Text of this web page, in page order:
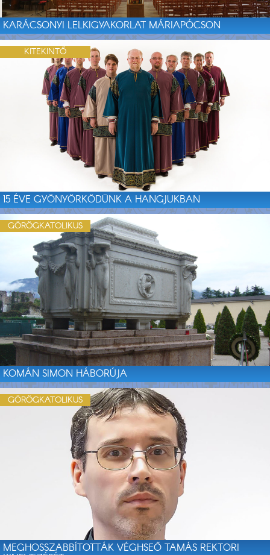
KARÁCSONYI LELKIGYAKORLAT MÁRIAPÓCSON
15 ÉVE GYÖNYÖRKÖDÜNK A HANGJUKBAN
KITEKINTŐ
KOMÁN SIMON HÁBORÚJA
GÖRÖGKATOLIKUS
MEGHOSSZABBÍTOTTÁK VÉGHSEŐ TAMÁS REKTORI
GÖRÖGKATOLIKUS